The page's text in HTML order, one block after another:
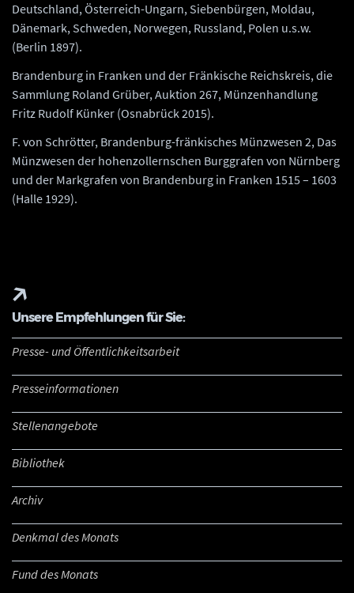
Deutschland, Österreich-Ungarn, Siebenbürgen, Moldau,
Dänemark, Schweden, Norwegen, Russland, Polen u.s.w.
(Berlin 1897).
Brandenburg in Franken und der Fränkische Reichskreis, die
Sammlung Roland Grüber, Auktion 267, Münzenhandlung
Fritz Rudolf Künker (Osnabrück 2015).
F. von Schrötter, Brandenburg-fränkisches Münzwesen 2, Das
Münzwesen der hohenzollernschen Burggrafen von Nürnberg
und der Markgrafen von Brandenburg in Franken 1515 – 1603
(Halle 1929).
Unsere Empfehlungen für Sie:
Presse- und Öffentlichkeitsarbeit
Presseinformationen
Stellenangebote
Bibliothek
Archiv
Denkmal des Monats
Fund des Monats